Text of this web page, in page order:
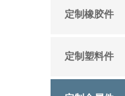
定制橡胶件
定制塑料件